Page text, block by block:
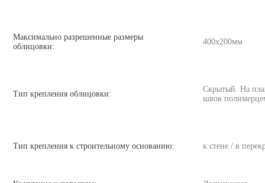
Максимально разрешенные размеры
облицовки:
400х200мм
Тип крепления облицовки:
Скрытый. На
швов
Тип крепления к строительному основанию: к стене / в